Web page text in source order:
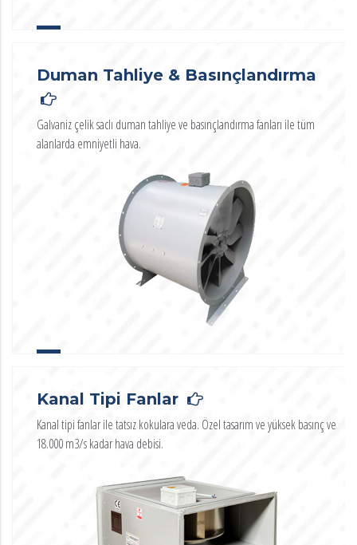
Duman Tahliye & Basınçlandırma
Galvaniz çelik saclı duman tahliye ve basınçlandırma fanları ile tüm
alanlarda emniyetli hava.
Kanal Tipi Fanlar
Kanal tipi fanlar ile tatsız kokulara veda. Özel tasarım ve yüksek basınç ve
18.000 m3/s kadar hava debisi.